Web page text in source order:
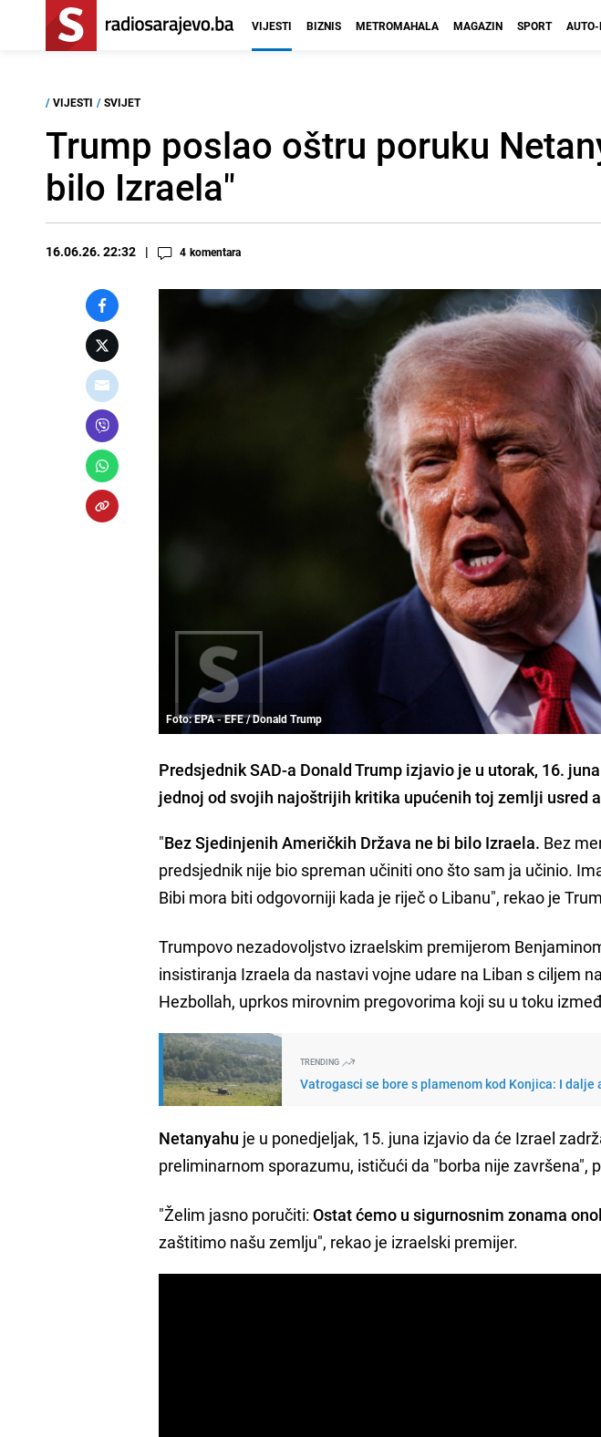
VIJESTI BIZNIS METROMAHALA MAGAZIN SPORT
/ VIJESTI / SVIJET
Trump poslao oštru poruku
bilo Izraela"
16.06.26. 22:32 4 komentara
Foto: EPA - EFE / Donald Trump
Predsjednik SAD-a Donald Trump izjavio je u utorak, 16.
jednoj od svojih najoštrijih kritika upućenih toj zemlji usred
"Bez Sjedinjenih Američkih Država ne bi bilo Izraela. Bez
predsjednik nije bio spreman učiniti ono što sam ja učinio.
Bibi mora biti odgovorniji kada je riječ o Libanu", rekao je
Trumpovo nezadovoljstvo izraelskim premijerom
insistiranja Izraela da nastavi vojne udare na Liban s ciljem
Hezbollah, uprkos mirovnim pregovorima koji su u toku
TRENDING
Vatrogasci se bore s plamenom kod Konjica: I
Netanyahu je u ponedjeljak, 15. juna izjavio da će Izrael
preliminarnom sporazumu, ističući da "borba nije završena",
"Želim jasno poručiti:Ostat ćemo u sigurnosnim zonama
zaštitimo našu zemlju", rekao je izraelski premijer.